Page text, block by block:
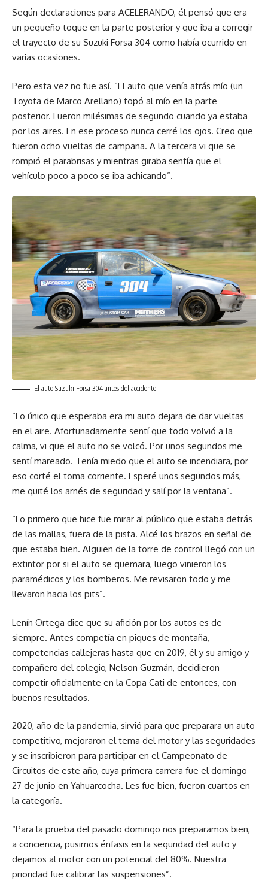
Según declaraciones para ACELERANDO, él pensó que era
un pequeño toque en la parte posterior y que iba a corregir
el trayecto de su Suzuki Forsa 304 como había ocurrido en
varias ocasiones.
Pero esta vez no fue así. “El auto que venía atrás mío (un
Toyota de Marco Arellano) topó al mío en la parte
posterior. Fueron milésimas de segundo cuando ya estaba
por los aires. En ese proceso nunca cerré los ojos. Creo que
fueron ocho vueltas de campana. A la tercera vi que se
rompió el parabrisas y mientras giraba sentía que el
vehículo poco a poco se iba achicando”.
El auto Suzuki Forsa 304 antes del accidente.
“Lo único que esperaba era mi auto dejara de dar vueltas
en el aire. Afortunadamente sentí que todo volvió a la
calma, vi que el auto no se volcó. Por unos segundos me
sentí mareado. Tenía miedo que el auto se incendiara, por
eso corté el toma corriente. Esperé unos segundos más,
me quité los arnés de seguridad y salí por la ventana”.
“Lo primero que hice fue mirar al público que estaba detrás
de las mallas, fuera de la pista. Alcé los brazos en señal de
que estaba bien. Alguien de la torre de control llegó con un
extintor por si el auto se quemara, luego vinieron los
paramédicos y los bomberos. Me revisaron todo y me
llevaron hacia los pits”.
Lenín Ortega dice que su afición por los autos es de
siempre. Antes competía en piques de montaña,
competencias callejeras hasta que en 2019, él y su amigo y
compañero del colegio, Nelson Guzmán, decidieron
competir oficialmente en la Copa Cati de entonces, con
buenos resultados.
2020, año de la pandemia, sirvió para que preparara un auto
competitivo, mejoraron el tema del motor y las seguridades
y se inscribieron para participar en el Campeonato de
Circuitos de este año, cuya primera carrera fue el domingo
27 de junio en Yahuarcocha. Les fue bien, fueron cuartos en
la categoría.
“Para la prueba del pasado domingo nos preparamos bien,
a conciencia, pusimos énfasis en la seguridad del auto y
dejamos al motor con un potencial del 80%. Nuestra
prioridad fue calibrar las suspensiones”.